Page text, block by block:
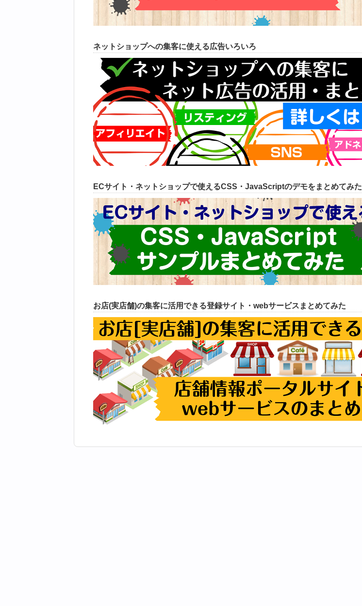
ネットショップへの集客に使える広告いろいろ
ECサイト・ネットショップで使えるCSS・JavaScriptのデモをまとめてみた
お店(実店舗)の集客に活用できる登録サイト・webサービスまとめてみた